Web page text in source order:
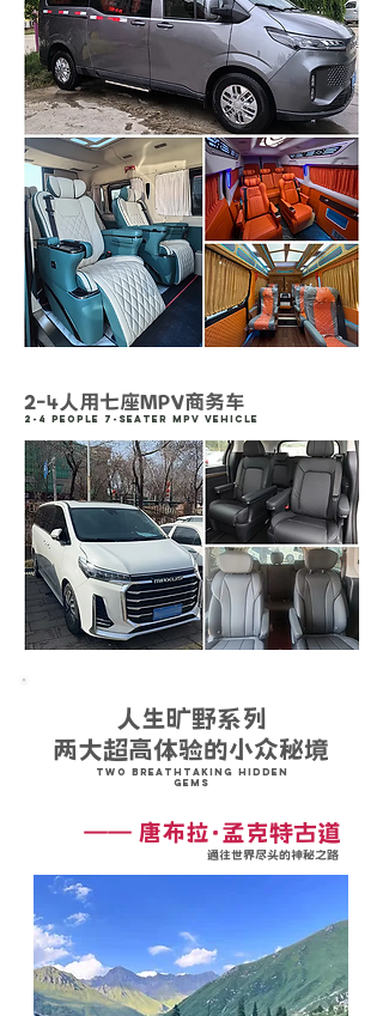
2-4人用七座MPV商务车
2-4 People 7-Seater MPV vehicle
人生旷野系列
两大超高体验的小众秘境
Two Breathtaking Hidden
Gems
—— 唐布拉·孟克特古道
通往世界尽头的神秘之路